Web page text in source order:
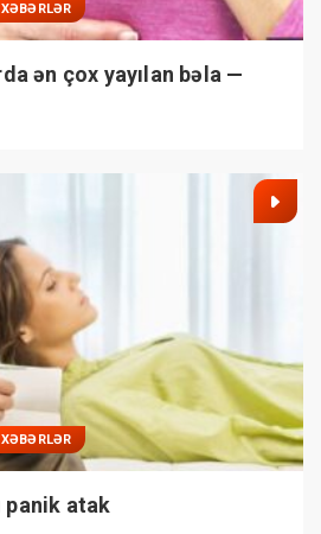
XƏBƏRLƏR
ən çox yayılan bəla —
XƏBƏRLƏR
panik atak